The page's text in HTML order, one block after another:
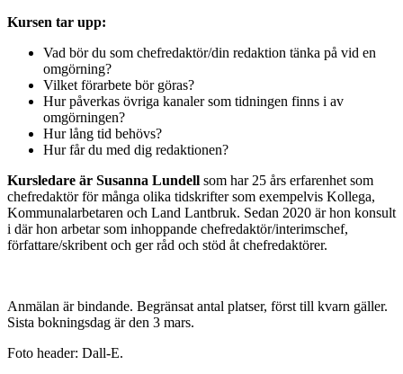
Kursen tar upp:
Vad bör du som chefredaktör/din redaktion tänka på vid en
omgörning?
Vilket förarbete bör göras?
Hur påverkas övriga kanaler som tidningen finns i av
omgörningen?
Hur lång tid behövs?
Hur får du med dig redaktionen?
Kursledare är Susanna Lundell som har 25 års erfarenhet som
chefredaktör för många olika tidskrifter som exempelvis Kollega,
Kommunalarbetaren och Land Lantbruk. Sedan 2020 är hon konsult
i där hon arbetar som inhoppande chefredaktör/interimschef,
författare/skribent och ger råd och stöd åt chefredaktörer.
Anmälan är bindande. Begränsat antal platser, först till kvarn gäller.
Sista bokningsdag är den 3 mars.
Foto header: Dall-E.